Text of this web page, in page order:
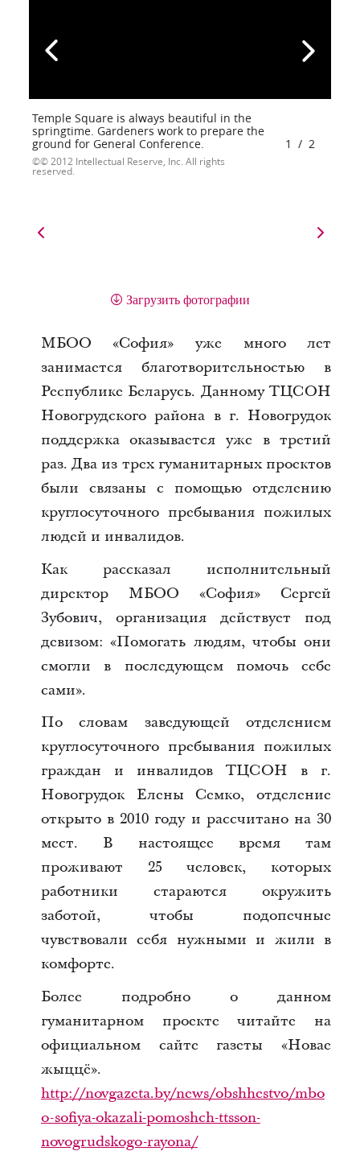
Temple Square is always beautiful in the
springtime. Gardeners work to prepare the
ground for General Conference.
© 2012 Intellectual Reserve, Inc. All rights
reserved.
1 / 2
Загрузить фотографии
МБОО «София» уже много лет
занимается благотворительностью в
Республике Беларусь. Данному ТЦСОН
Новогрудского района в г. Новогрудок
поддержка оказывается уже в третий
раз. Два из трех гуманитарных проектов
были связаны с помощью отделению
круглосуточного пребывания пожилых
людей и инвалидов.
Как рассказал исполнительный
директор МБОО «София» Сергей
Зубович, организация действует под
девизом: «Помогать людям, чтобы они
смогли в последующем помочь себе
сами».
По словам заведующей отделением
круглосуточного пребывания пожилых
граждан и инвалидов ТЦСОН в г.
Новогрудок Елены Семко, отделение
открыто в 2010 году и рассчитано на 30
мест. В настоящее время там
проживают 25 человек, которых
работники стараются окружить
заботой, чтобы подопечные
чувствовали себя нужными и жили в
комфорте.
Более подробно о данном
гуманитарном проекте читайте на
официальном сайте газеты «Новае
жыццё».
http://novgazeta.by/news/obshhestvo/mbo
o-sofiya-okazali-pomoshch-ttsson-
novogrudskogo-rayona/